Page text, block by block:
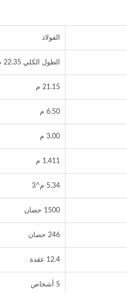
الفولاذ
الطول الكلي 22.35 م
21.15 م
6.50 م
3.00 م
1.411 م
5.34 م^3
1500 حصان
246 حصان
12.4 عقدة
5 أشخاص